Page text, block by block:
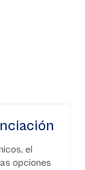
el
opciones